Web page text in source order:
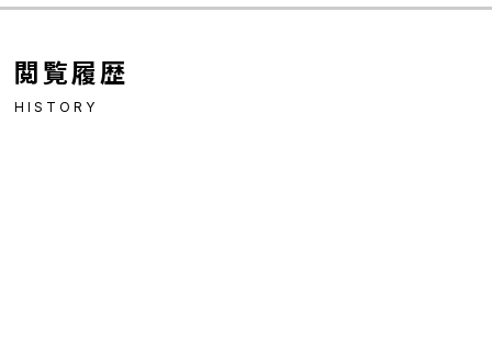
閲覧履歴
HISTORY